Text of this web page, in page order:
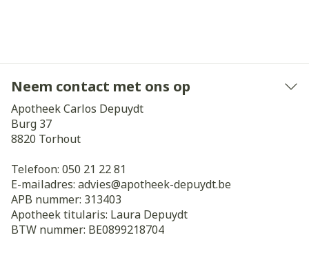
Neem contact met ons op
Apotheek Carlos Depuydt
Burg 37
8820 Torhout
Telefoon: 050 21 22 81
E-mailadres: advies@apotheek-depuydt.be
APB nummer: 313403
Apotheek titularis: Laura Depuydt
BTW nummer: BE0899218704